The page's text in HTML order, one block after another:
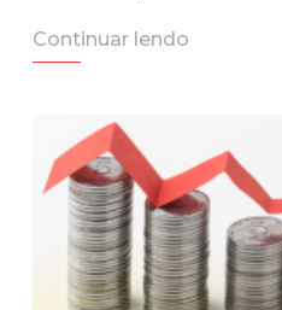
Continuar lendo